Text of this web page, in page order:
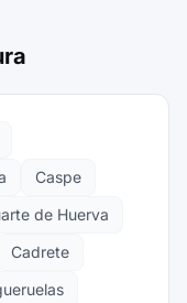
Caspe
de Huerva
Cadrete